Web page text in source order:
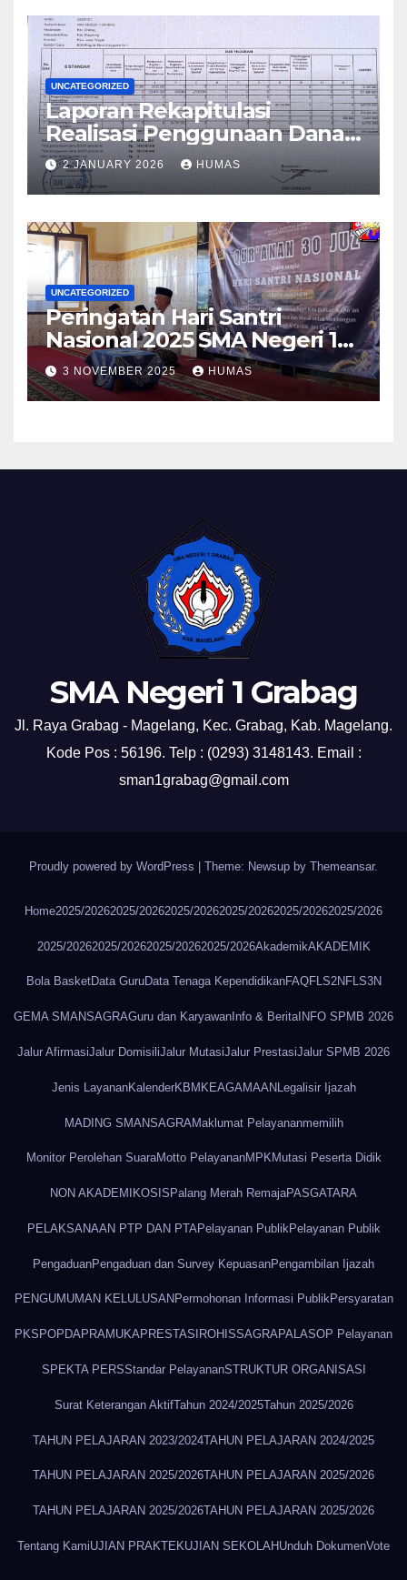
UNCATEGORIZED
Laporan Rekapitulasi
Realisasi Penggunaan Dana
BOS Reguler Tahap 2 Tahun
2025
2 JANUARY 2026 HUMAS
UNCATEGORIZED
Peringatan Hari Santri
Nasional 2025 SMA Negeri 1
Grabag
3 NOVEMBER 2025 HUMAS
SMA Negeri 1 Grabag
Jl. Raya Grabag - Magelang, Kec. Grabag, Kab. Magelang.
Kode Pos : 56196. Telp : (0293) 3148143. Email :
sman1grabag@gmail.com
Proudly powered by WordPress Theme: Newsup by Themeansar.
Home2025/20262025/20262025/20262025/20262025/20262025/2026
2025/20262025/20262025/20262025/2026AkademikAKADEMIK
Bola BasketData GuruData Tenaga KependidikanFAQFLS2N FLS3N
GEMA SMANSAGRAGuru dan Karyawan Info & BeritaINFO SPMB 2026
Jalur AfirmasiJalur DomisiliJalur MutasiJalur PrestasiJalur SPMB 2026
Jenis LayananKalenderKBMKEAGAMAANLegalisir Ijazah
MADING SMANSAGRAMaklumat Pelayananmemilih
Monitor Perolehan SuaraMotto PelayananMPKMutasi Peserta Didik
NON AKADEMIKOSIS Palang Merah RemajaPASGATARA
PELAKSANAAN PTP DAN PTA Pelayanan Publik Pelayanan Publik
PengaduanPengaduan dan Survey KepuasanPengambilan Ijazah
PENGUMUMAN KELULUSAN Permohonan Informasi PublikPersyaratan
PKS POPDAPRAMUKAPRESTASI ROHISSAGRAPALASOP Pelayanan
SPEKTA PERSStandar PelayananSTRUKTUR ORGANISASI
Surat Keterangan AktifTahun 2024/2025Tahun 2025/2026
TAHUN PELAJARAN 2023/2024TAHUN PELAJARAN 2024/2025
TAHUN PELAJARAN 2025/2026TAHUN PELAJARAN 2025/2026
TAHUN PELAJARAN 2025/2026TAHUN PELAJARAN 2025/2026
Tentang KamiUJIAN PRAKTEKUJIAN SEKOLAH Unduh DokumenVote